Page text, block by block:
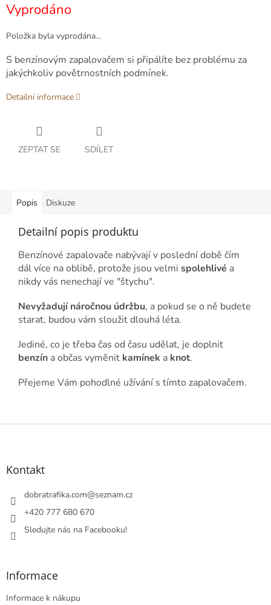
cena:
Vyprodáno
Položka byla vyprodána…
S benzínovým zapalovačem si připálíte bez problému za
jakýchkoliv povětrnostních podmínek.
Detailní informace
ZEPTAT SE SDÍLET
Popis Diskuze
Detailní popis produktu
Benzínové zapalovače nabývají v poslední době čím
dál více na oblibě, protože jsou velmi spolehlivé a
nikdy vás nenechají ve "štychu".
Nevyžadují náročnou údržbu, a pokud se o ně budete
starat, budou vám sloužit dlouhá léta.
Jediné, co je třeba čas od času udělat, je doplnit
benzín a občas vyměnit kamínek a knot.
Přejeme Vám pohodlné užívání s tímto zapalovačem.
Z
Kontakt
dobratrafika.com@seznam.cz
+420 777 680 670
Sledujte nás na Facebooku!
Informace
Informace k nákupu